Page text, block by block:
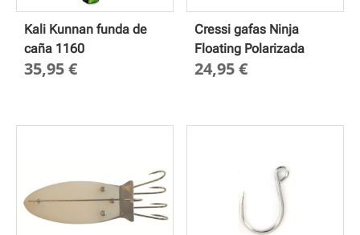
Kali Kunnan funda de
caña 1160
35,95€
Cressi gafas Ninja
Floating Polarizada
24,95€